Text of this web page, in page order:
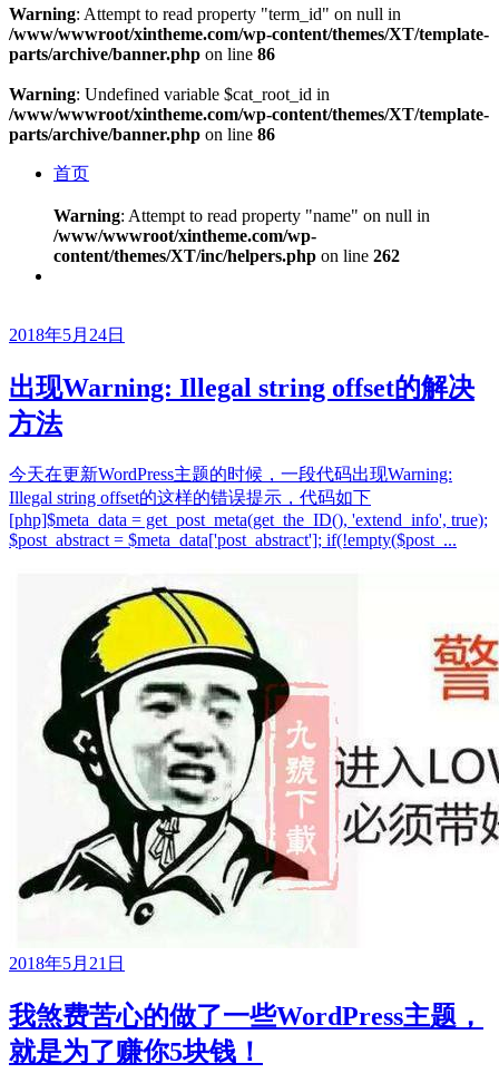
Warning: Attempt to read property "term_id" on null in
/www/wwwroot/xintheme.com/wp-content/themes/XT/template-
parts/archive/banner.php on line 86
Warning: Undefined variable $cat_root_id in
/www/wwwroot/xintheme.com/wp-content/themes/XT/template-
parts/archive/banner.php on line 86
首页
Warning: Attempt to read property "name" on null in
/www/wwwroot/xintheme.com/wp-
content/themes/XT/inc/helpers.php on line 262
2018年5月24日
出现Warning: Illegal string offset的解决
方法
今天在更新WordPress主题的时候，一段代码出现Warning:
Illegal string offset的这样的错误提示，代码如下
[php]$meta_data = get_post_meta(get_the_ID(), 'extend_info', true);
$post_abstract = $meta_data['post_abstract']; if(!empty($post_...
2018年5月21日
我煞费苦心的做了一些WordPress主题，
就是为了赚你5块钱！